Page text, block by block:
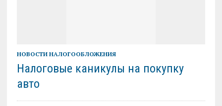
НОВОСТИ НАЛОГООБЛОЖЕНИЯ
Налоговые каникулы на покупку
авто